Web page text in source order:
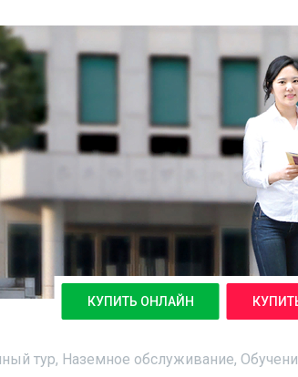
КУПИТЬ ОНЛАЙН
тур, Наземное обслуживание,